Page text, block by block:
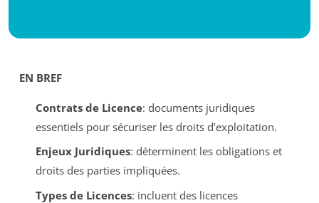
EN BREF
Contrats de Licence: documents juridiques
essentiels pour sécuriser les droits d’exploitation.
Enjeux Juridiques: déterminent les obligations et
droits des parties impliquées.
Types de Licences: incluent des licences